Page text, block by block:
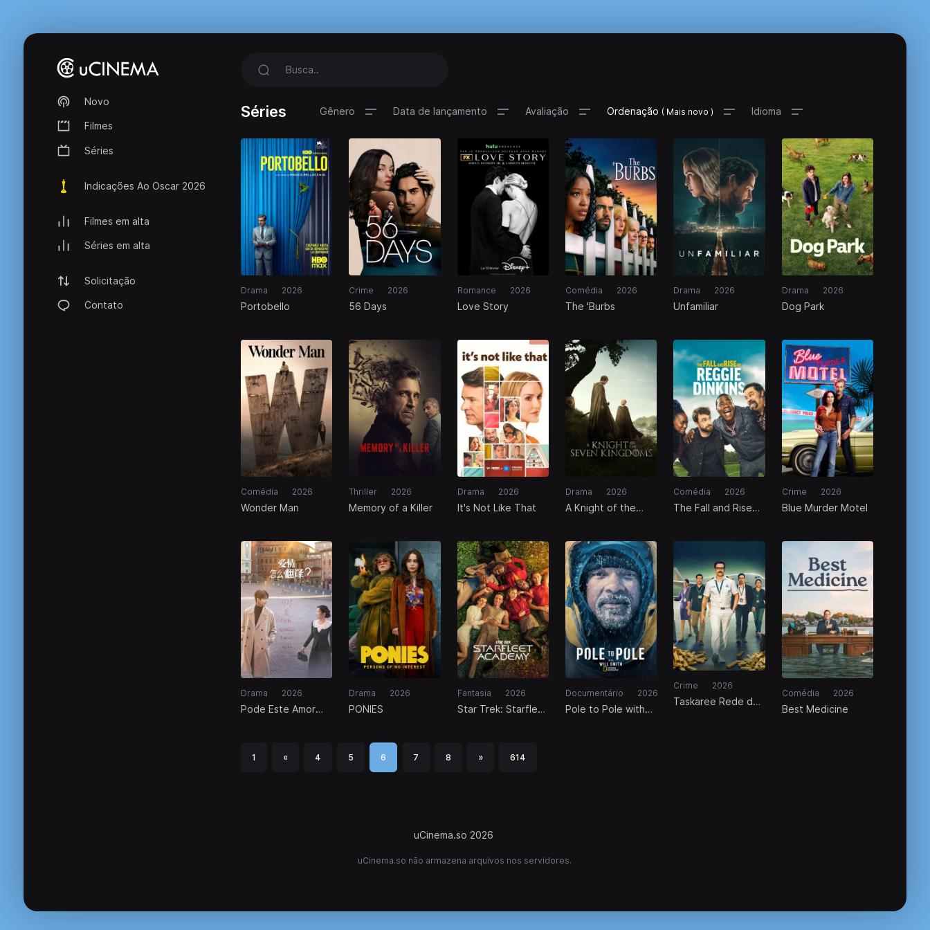
Novo
Filmes
Séries
Indicações Ao Oscar 2026
Filmes em alta
Séries em alta
Solicitação
Contato
Séries Gênero Data de lançamento Avaliação Ordenação ( Mais novo ) Idioma
Drama 2026
Portobello
Crime 2026
56 Days
Romance 2026
Love Story
Comédia 2026
The 'Burbs
Drama 2026
Unfamiliar
Drama 2026
Dog Park
Comédia 2026
Wonder Man
Thriller 2026
Memory of a Killer
Drama 2026
It's Not Like That
Drama 2026
A Knight of the
Comédia 2026
The Fall and Rise
Crime 2026
Blue Murder Motel
Drama 2026
Pode Este Amor
Drama 2026
PONIES
Fantasia 2026
Star Trek: Starfleet
Documentário 2026
Pole to Pole with
Crime 2026
Taskaree Rede de
Comédia 2026
Best Medicine
1 « 4 5 6 7 8 » 614
uCinema.so 2026
uCinema.so não armazena arquivos nos servidores.